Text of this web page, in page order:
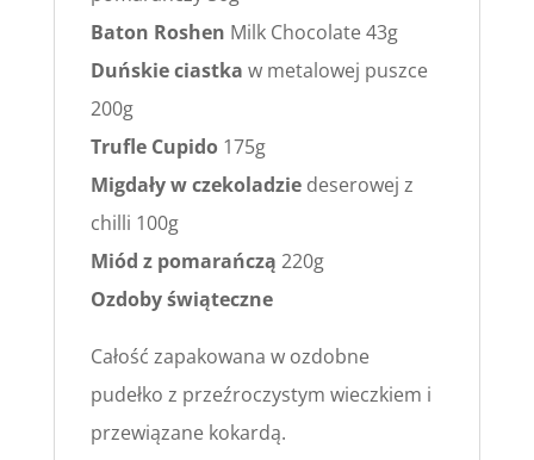
Baton Roshen Milk Chocolate 43g
Duńskie ciastka w metalowej puszce
200g
Trufle Cupido175g
Migdały w czekoladziedeserowej z
chilli 100g
Miód z pomarańczą 220g
Ozdoby świąteczne
Całość zapakowana w ozdobne
pudełko z przeźroczystym wieczkiem i
przewiązane kokardą.